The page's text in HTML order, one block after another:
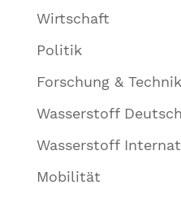
Wirtschaft
Politik
Forschung & Technik
Wasserstoff
Wasserstoff
Mobilität